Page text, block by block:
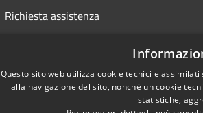
Richiesta assistenza
Questo sito web utilizza cookie tecnici e
alla navigazione del sito, nonché un cookie
statistiche,